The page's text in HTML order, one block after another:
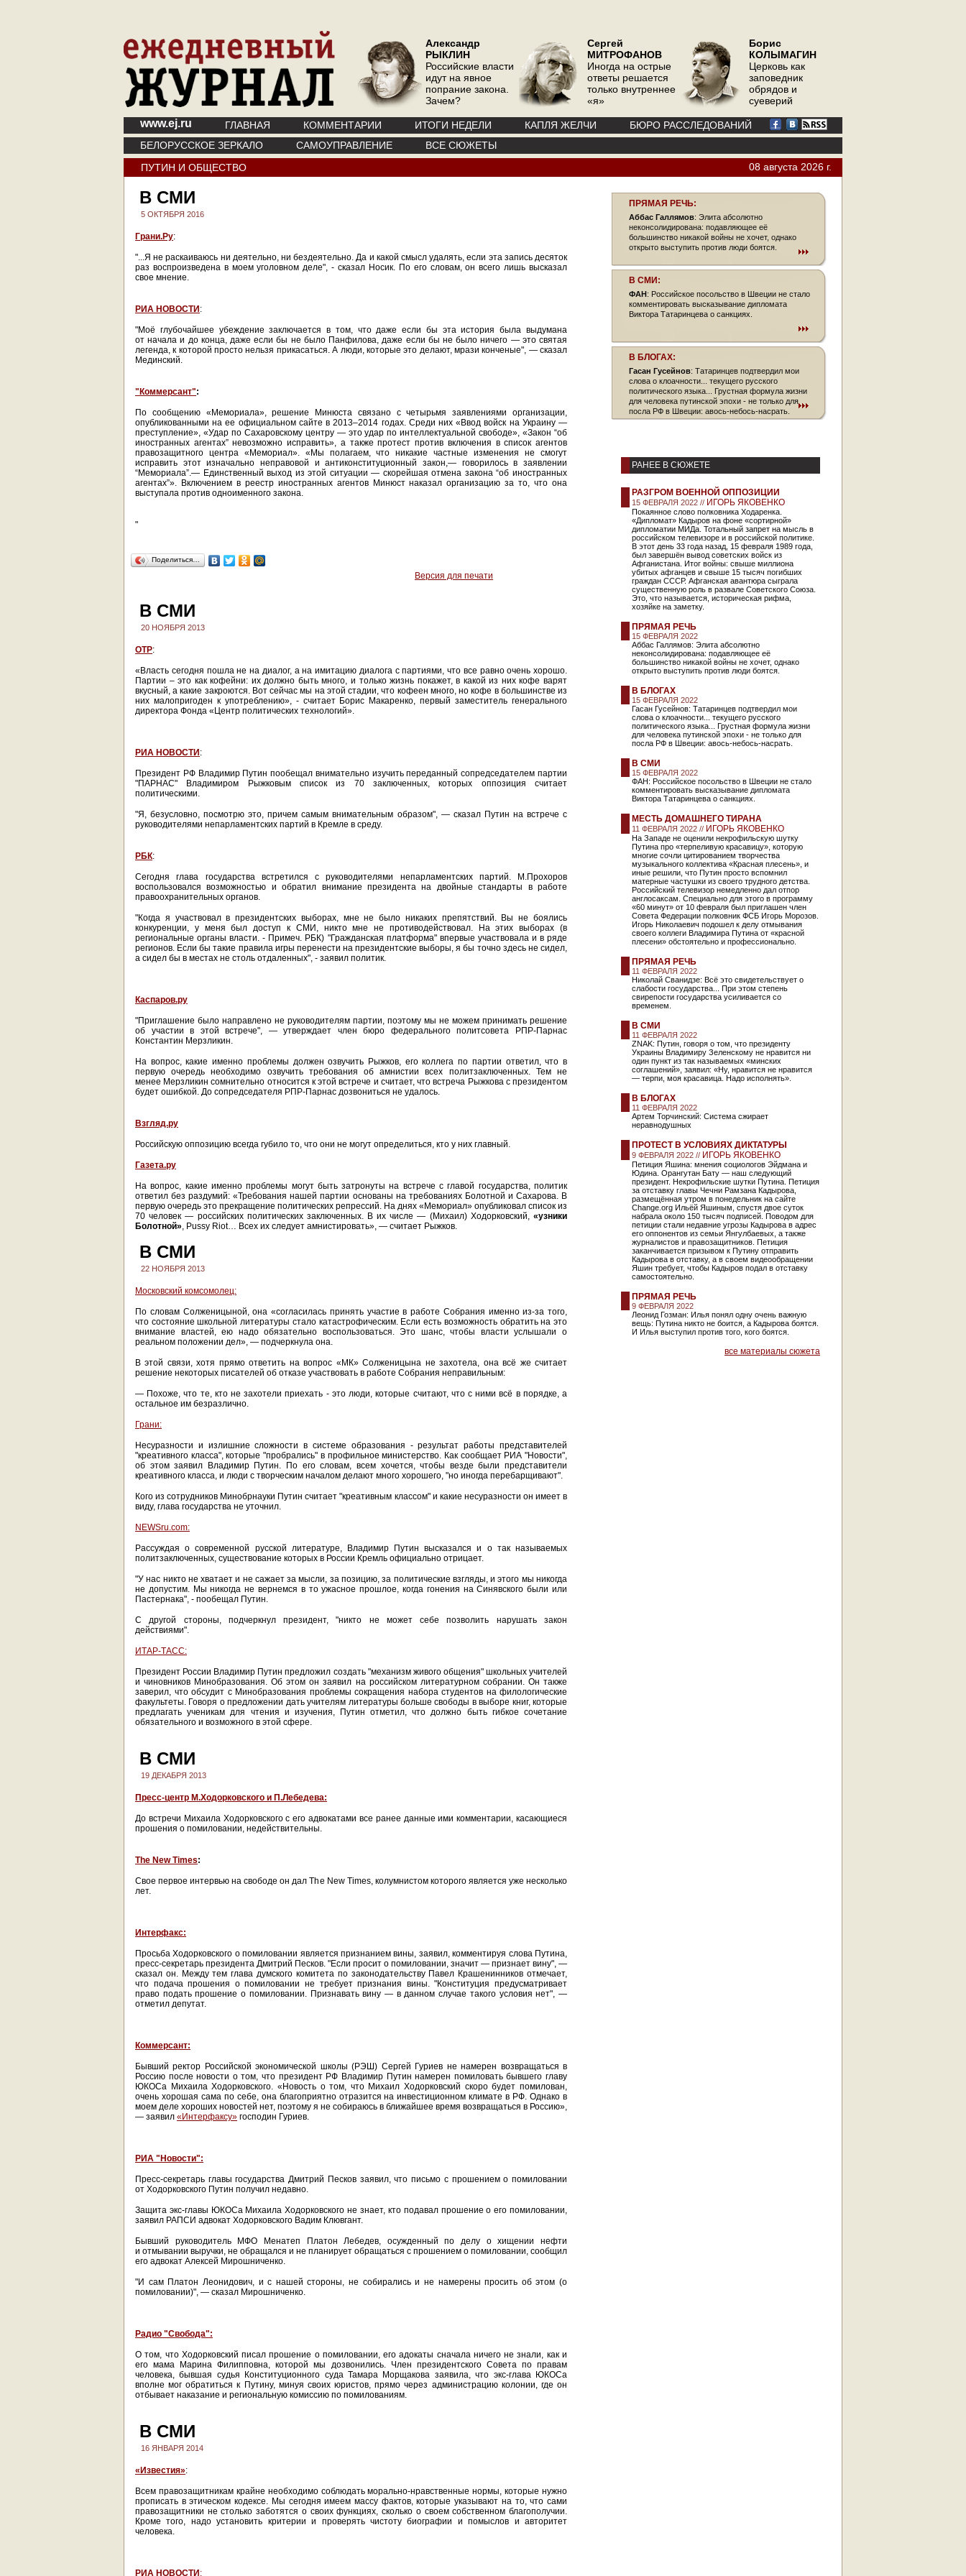
Александр
РЫКЛИН
Российские власти
идут на явное
попрание закона.
Зачем?
Сергей
МИТРОФАНОВ
Иногда на острые
ответы решается
только внутреннее
«я»
Борис
КОЛЫМАГИН
Церковь как
заповедник
обрядов и
суеверий
www.ej.ru ГЛАВНАЯ КОММЕНТАРИИ ИТОГИ НЕДЕЛИ КАПЛЯ ЖЕЛЧИ
БЮРО РАССЛЕДОВАНИЙ
БЕЛОРУССКОЕ ЗЕРКАЛО
САМОУПРАВЛЕНИЕ
ВСЕ СЮЖЕТЫ
ПУТИН И ОБЩЕСТВО
08 августа 2026 г.
В СМИ
5 ОКТЯБРЯ 2016
Грани.Ру:
"...Я не раскаиваюсь ни деятельно, ни бездеятельно. Да и какой смысл удалять, если эта запись десяток
раз воспроизведена в моем уголовном деле", - сказал Носик. По его словам, он всего лишь высказал
свое мнение.
РИА НОВОСТИ :
"Моё глубочайшее убеждение заключается в том, что даже если бы эта история была выдумана
от начала и до конца, даже если бы не было Панфилова, даже если бы не было ничего — это святая
легенда, к которой просто нельзя прикасаться. А люди, которые это делают, мрази конченые", — сказал
Мединский.
"Коммерсант":
По сообщению «Мемориала», решение Минюста связано с четырьмя заявлениями организации,
опубликованными на ее официальном сайте в 2013–2014 годах. Среди них «Ввод войск на Украину —
преступление», «Удар по Сахаровскому центру — это удар по интеллектуальной свободе», «Закон “об
иностранных агентах” невозможно исправить», а также протест против включения в список агентов
правозащитного центра «Мемориал». «Мы полагаем, что никакие частные изменения не смогут
исправить этот изначально неправовой и антиконституционный закон,— говорилось в заявлении
“Мемориала”.— Единственный выход из этой ситуации — скорейшая отмена закона “об иностранных
агентах”». Включением в реестр иностранных агентов Минюст наказал организацию за то, что она
выступала против одноименного закона.
"
Поделиться…
Версия для печати
В СМИ
20 НОЯБРЯ 2013
ОТР:
«Власть сегодня пошла не на диалог, а на имитацию диалога с партиями, что все равно очень хорошо.
Партии – это как кофейни: их должно быть много, и только жизнь покажет, в какой из них кофе варят
вкусный, а какие закроются. Вот сейчас мы на этой стадии, что кофеен много, но кофе в большинстве из
них малопригоден к употреблению», - считает Борис Макаренко, первый заместитель генерального
директора Фонда «Центр политических технологий».
РИА НОВОСТИ :
Президент РФ Владимир Путин пообещал внимательно изучить переданный сопредседателем партии
"ПАРНАС" Владимиром Рыжковым список из 70 заключенных, которых оппозиция считает
политическими.
"Я, безусловно, посмотрю это, причем самым внимательным образом", — сказал Путин на встрече с
руководителями непарламентских партий в Кремле в среду.
РБК:
Сегодня глава государства встретился с руководителями непарламентских партий. М.Прохоров
воспользовался возможностью и обратил внимание президента на двойные стандарты в работе
правоохранительных органов.
"Когда я участвовал в президентских выборах, мне не было никаких препятствий. Вы не боялись
конкуренции, у меня был доступ к СМИ, никто мне не противодействовал. На этих выборах (в
региональные органы власти. - Примеч. РБК) "Гражданская платформа" впервые участвовала и в ряде
регионов. Если бы такие правила игры перенести на президентские выборы, я бы точно здесь не сидел,
а сидел бы в местах не столь отдаленных", - заявил политик.
Каспаров.ру
"Приглашение было направлено не руководителям партии, поэтому мы не можем принимать решение
об участии в этой встрече", — утверждает член бюро федерального политсовета РПР-Парнас
Константин Мерзликин.
На вопрос, какие именно проблемы должен озвучить Рыжков, его коллега по партии ответил, что в
первую очередь необходимо озвучить требования об амнистии всех политзаключенных. Тем не
менее Мерзликин сомнительно относится к этой встрече и считает, что встреча Рыжкова с президентом
будет ошибкой. До сопредседателя РПР-Парнас дозвониться не удалось.
Взгляд.ру
Российскую оппозицию всегда губило то, что они не могут определиться, кто у них главный.
Газета.ру
На вопрос, какие именно проблемы могут быть затронуты на встрече с главой государства, политик
ответил без раздумий: «Требования нашей партии основаны на требованиях Болотной и Сахарова. В
первую очередь это прекращение политических репрессий. На днях «Мемориал» опубликовал список из
70 человек — российских политических заключенных. В их числе — (Михаил) Ходорковский, «узники
Болотной», Pussy Riot… Всех их следует амнистировать», — считает Рыжков.
В СМИ
22 НОЯБРЯ 2013
Московский комсомолец:
По словам Солженицыной, она «согласилась принять участие в работе Собрания именно из-за того,
что состояние школьной литературы стало катастрофическим. Если есть возможность обратить на это
внимание властей, ею надо обязательно воспользоваться. Это шанс, чтобы власти услышали о
реальном положении дел», — подчеркнула она.
В этой связи, хотя прямо ответить на вопрос «МК» Солженицына не захотела, она всё же считает
решение некоторых писателей об отказе участвовать в работе Собрания неправильным:
— Похоже, что те, кто не захотели приехать - это люди, которые считают, что с ними всё в порядке, а
остальное им безразлично.
Грани:
Несуразности и излишние сложности в системе образования - результат работы представителей
"креативного класса", которые "пробрались" в профильное министерство. Как сообщает РИА "Новости",
об этом заявил Владимир Путин. По его словам, всем хочется, чтобы везде были представители
креативного класса, и люди с творческим началом делают много хорошего, "но иногда перебарщивают".
Кого из сотрудников Минобрнауки Путин считает "креативным классом" и какие несуразности он имеет в
виду, глава государства не уточнил.
NEWSru.com:
Рассуждая о современной русской литературе, Владимир Путин высказался и о так называемых
политзаключенных, существование которых в России Кремль официально отрицает.
"У нас никто не хватает и не сажает за мысли, за позицию, за политические взгляды, и этого мы никогда
не допустим. Мы никогда не вернемся в то ужасное прошлое, когда гонения на Синявского были или
Пастернака", - пообещал Путин.
С другой стороны, подчеркнул президент, "никто не может себе позволить нарушать закон
действиями".
ИТАР-ТАСС:
Президент России Владимир Путин предложил создать "механизм живого общения" школьных учителей
и чиновников Минобразования. Об этом он заявил на российском литературном собрании. Он также
заверил, что обсудит с Минобразования проблемы сокращения набора студентов на филологические
факультеты. Говоря о предложении дать учителям литературы больше свободы в выборе книг, которые
предлагать ученикам для чтения и изучения, Путин отметил, что должно быть гибкое сочетание
обязательного и возможного в этой сфере.
В СМИ
19 ДЕКАБРЯ 2013
Пресс-центр М.Ходорковского и П.Лебедева:
До встречи Михаила Ходорковского с его адвокатами все ранее данные ими комментарии, касающиеся
прошения о помиловании, недействительны.
The New Times:
Свое первое интервью на свободе он дал The New Times, колумнистом которого является уже несколько
лет.
Интерфакс:
Просьба Ходорковского о помиловании является признанием вины, заявил, комментируя слова Путина,
пресс-секретарь президента Дмитрий Песков. "Если просит о помиловании, значит — признает вину", —
сказал он. Между тем глава думского комитета по законодательству Павел Крашенинников отмечает,
что подача прошения о помиловании не требует признания вины. "Конституция предусматривает
право подать прошение о помиловании. Признавать вину — в данном случае такого условия нет", —
отметил депутат.
Коммерсант:
Бывший ректор Российской экономической школы (РЭШ) Сергей Гуриев не намерен возвращаться в
Россию после новости о том, что президент РФ Владимир Путин намерен помиловать бывшего главу
ЮКОСа Михаила Ходорковского. «Новость о том, что Михаил Ходорковский скоро будет помилован,
очень хорошая сама по себе, она благоприятно отразится на инвестиционном климате в РФ. Однако в
моем деле хороших новостей нет, поэтому я не собираюсь в ближайшее время возвращаться в Россию»,
— заявил «Интерфаксу» господин Гуриев.
РИА "Новости":
Пресс-секретарь главы государства Дмитрий Песков заявил, что письмо с прошением о помиловании
от Ходорковского Путин получил недавно.
Защита экс-главы ЮКОСа Михаила Ходорковского не знает, кто подавал прошение о его помиловании,
заявил РАПСИ адвокат Ходорковского Вадим Клювгант.
Бывший руководитель МФО Менатеп Платон Лебедев, осужденный по делу о хищении нефти
и отмывании выручки, не обращался и не планирует обращаться с прошением о помиловании, сообщил
его адвокат Алексей Мирошниченко.
"И сам Платон Леонидович, и с нашей стороны, не собирались и не намерены просить об этом (о
помиловании)", — сказал Мирошниченко.
Радио "Свобода":
О том, что Ходорковский писал прошение о помиловании, его адокаты сначала ничего не знали, как и
его мама Марина Филипповна, которой мы дозвонились. Член президентского Совета по правам
человека, бывшая судья Конституционного суда Тамара Морщакова заявила, что экс-глава ЮКОСа
вполне мог обратиться к Путину, минуя своих юристов, прямо через администрацию колонии, где он
отбывает наказание и региональную комиссию по помилованиям.
В СМИ
16 ЯНВАРЯ 2014
«Известия»:
Всем правозащитникам крайне необходимо соблюдать морально-нравственные нормы, которые нужно
прописать в этическом кодексе. Мы сегодня имеем массу фактов, которые указывают на то, что сами
правозащитники не столько заботятся о своих функциях, сколько о своем собственном благополучии.
Кроме того, надо установить критерии и проверять чистоту биографии и помыслов и авторитет
человека.
РИА НОВОСТИ :
ПРЯМАЯ РЕЧЬ:
Аббас Галлямов: Элита абсолютно
неконсолидирована: подавляющее её
большинство никакой войны не хочет, однако
открыто выступить против люди боятся.
В СМИ:
ФАН: Российское посольство в Швеции не стало
комментировать высказывание дипломата
Виктора Татаринцева о санкциях.
В БЛОГАХ:
Гасан Гусейнов: Татаринцев подтвердил мои
слова о клоачности... текущего русского
политического языка... Грустная формула жизни
для человека путинской эпохи - не только для
посла РФ в Швеции: авось-небось-насрать.
РАНЕЕ В СЮЖЕТЕ
РАЗГРОМ ВОЕННОЙ ОППОЗИЦИИ
15 ФЕВРАЛЯ 2022 // ИГОРЬ ЯКОВЕНКО
Покаянное слово полковника Ходаренка.
«Дипломат» Кадыров на фоне «сортирной»
дипломатии МИДа. Тотальный запрет на мысль в
российском телевизоре и в российской политике.
В этот день 33 года назад, 15 февраля 1989 года,
был завершён вывод советских войск из
Афганистана. Итог войны: свыше миллиона
убитых афганцев и свыше 15 тысяч погибших
граждан СССР. Афганская авантюра сыграла
существенную роль в развале Советского Союза.
Это, что называется, историческая рифма,
хозяйке на заметку.
ПРЯМАЯ РЕЧЬ
15 ФЕВРАЛЯ 2022
Аббас Галлямов: Элита абсолютно
неконсолидирована: подавляющее её
большинство никакой войны не хочет, однако
открыто выступить против люди боятся.
В БЛОГАХ
15 ФЕВРАЛЯ 2022
Гасан Гусейнов: Татаринцев подтвердил мои
слова о клоачности... текущего русского
политического языка... Грустная формула жизни
для человека путинской эпохи - не только для
посла РФ в Швеции: авось-небось-насрать.
В СМИ
15 ФЕВРАЛЯ 2022
ФАН: Российское посольство в Швеции не стало
комментировать высказывание дипломата
Виктора Татаринцева о санкциях.
МЕСТЬ ДОМАШНЕГО ТИРАНА
11 ФЕВРАЛЯ 2022 // ИГОРЬ ЯКОВЕНКО
На Западе не оценили некрофильскую шутку
Путина про «терпеливую красавицу», которую
многие сочли цитированием творчества
музыкального коллектива «Красная плесень», и
иные решили, что Путин просто вспомнил
матерные частушки из своего трудного детства.
Российский телевизор немедленно дал отпор
англосаксам. Специально для этого в программу
«60 минут» от 10 февраля был приглашен член
Совета Федерации полковник ФСБ Игорь Морозов.
Игорь Николаевич подошел к делу отмывания
своего коллеги Владимира Путина от «красной
плесени» обстоятельно и профессионально.
ПРЯМАЯ РЕЧЬ
11 ФЕВРАЛЯ 2022
Николай Сванидзе: Всё это свидетельствует о
слабости государства... При этом степень
свирепости государства усиливается со
временем.
В СМИ
11 ФЕВРАЛЯ 2022
ZNAK: Путин, говоря о том, что президенту
Украины Владимиру Зеленскому не нравится ни
один пункт из так называемых «минских
соглашений», заявил: «Ну, нравится не нравится
— терпи, моя красавица. Надо исполнять».
В БЛОГАХ
11 ФЕВРАЛЯ 2022
Артем Торчинский: Система сжирает
неравнодушных
ПРОТЕСТ В УСЛОВИЯХ ДИКТАТУРЫ
9 ФЕВРАЛЯ 2022 // ИГОРЬ ЯКОВЕНКО
Петиция Яшина: мнения социологов Эйдмана и
Юдина. Орангутан Бату — наш следующий
президент. Некрофильские шутки Путина. Петиция
за отставку главы Чечни Рамзана Кадырова,
размещённая утром в понедельник на сайте
Change.org Ильёй Яшиным, спустя двое суток
набрала около 150 тысяч подписей. Поводом для
петиции стали недавние угрозы Кадырова в адрес
его оппонентов из семьи Янгулбаевых, а также
журналистов и правозащитников. Петиция
заканчивается призывом к Путину отправить
Кадырова в отставку, а в своем видеообращении
Яшин требует, чтобы Кадыров подал в отставку
самостоятельно.
ПРЯМАЯ РЕЧЬ
9 ФЕВРАЛЯ 2022
Леонид Гозман: Илья понял одну очень важную
вещь: Путина никто не боится, а Кадырова боятся.
И Илья выступил против того, кого боятся.
все материалы сюжета